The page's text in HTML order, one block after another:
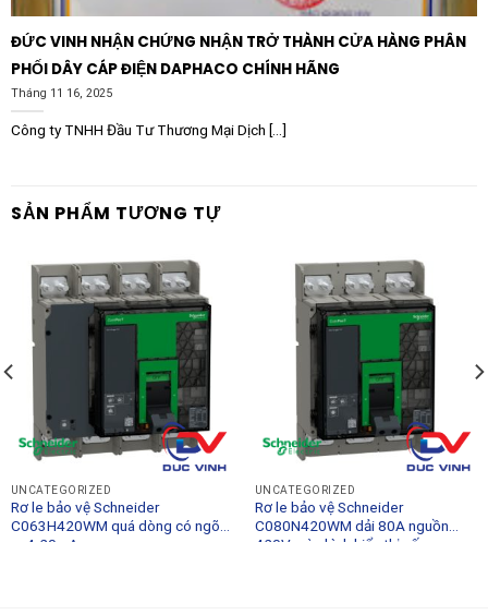
ĐỨC VINH NHẬN CHỨNG NHẬN TRỞ THÀNH CỬA HÀNG PHÂN
PHỐI DÂY CÁP ĐIỆN DAPHACO CHÍNH HÃNG
Tháng 11 16, 2025
Công ty TNHH Đầu Tư Thương Mại Dịch [...]
SẢN PHẨM TƯƠNG TỰ
UNCATEGORIZED
Rơ le bảo vệ Schneider
C063H420WM quá dòng có ngõ
ra 4-20mA
UNCATEGORIZED
Rơ le bảo vệ Schneider
C080N420WM dải 80A nguồn
420V màn hình hiển thị số